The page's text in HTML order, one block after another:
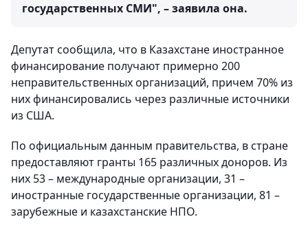
государственных СМИ", – заявила она.
Депутат сообщила, что в Казахстане иностранное
финансирование получают примерно 200
неправительственных организаций, причем 70% из
них финансировались через различные источники
из США.
По официальным данным правительства, в стране
предоставляют гранты 165 различных доноров. Из
них 53 – международные организации, 31 –
иностранные государственные организации, 81 –
зарубежные и казахстанские НПО.